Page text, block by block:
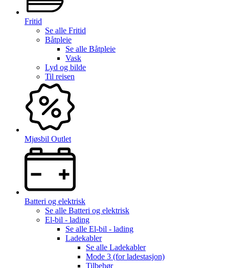
Fritid
Se alle Fritid
Båtpleie
Se alle Båtpleie
Vask
Lyd og bilde
Til reisen
Mjøsbil Outlet
Batteri og elektrisk
Se alle Batteri og elektrisk
El-bil - lading
Se alle El-bil - lading
Ladekabler
Se alle Ladekabler
Mode 3 (for ladestasjon)
Tilbehør